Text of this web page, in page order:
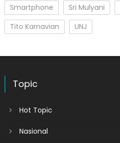
Smartphone
Sri Mulyani
Tito Karnavian
UNJ
Topic
Hot Topic
Nasional